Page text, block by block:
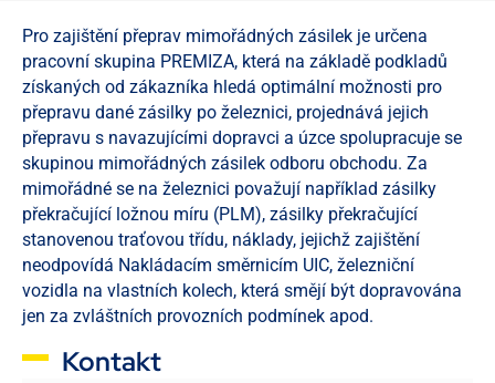
Pro zajištění přeprav mimořádných zásilek je určena
pracovní skupina PREMIZA, která na základě podkladů
získaných od zákazníka hledá optimální možnosti pro
přepravu dané zásilky po železnici, projednává jejich
přepravu s navazujícími dopravci a úzce spolupracuje se
skupinou mimořádných zásilek odboru obchodu. Za
mimořádné se na železnici považují například zásilky
překračující ložnou míru (PLM), zásilky překračující
stanovenou traťovou třídu, náklady, jejichž zajištění
neodpovídá Nakládacím směrnicím UIC, železniční
vozidla na vlastních kolech, která smějí být dopravována
jen za zvláštních provozních podmínek apod.
Kontakt